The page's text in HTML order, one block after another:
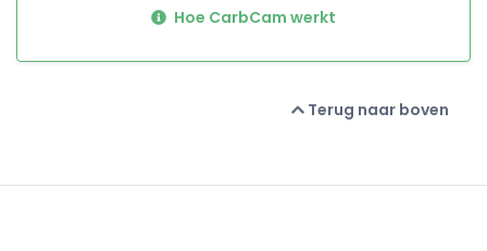
Hoe CarbCam werkt
Terug naar boven